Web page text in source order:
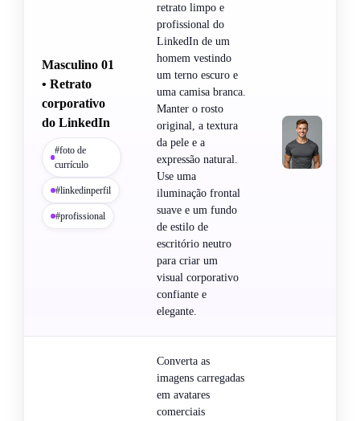
Masculino 01
• Retrato
corporativo
do LinkedIn
#foto de
currículo
#linkedinperfil
#profissional
retrato limpo e
profissional do
LinkedIn de um
homem vestindo
um terno escuro e
uma camisa branca.
Manter o rosto
original, a textura
da pele e a
expressão natural.
Use uma
iluminação frontal
suave e um fundo
de estilo de
escritório neutro
para criar um
visual corporativo
confiante e
elegante.
Converta as
imagens carregadas
em avatares
comerciais